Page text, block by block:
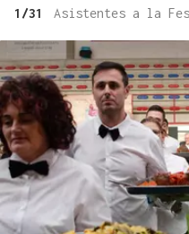
1/31 Asistentes a la